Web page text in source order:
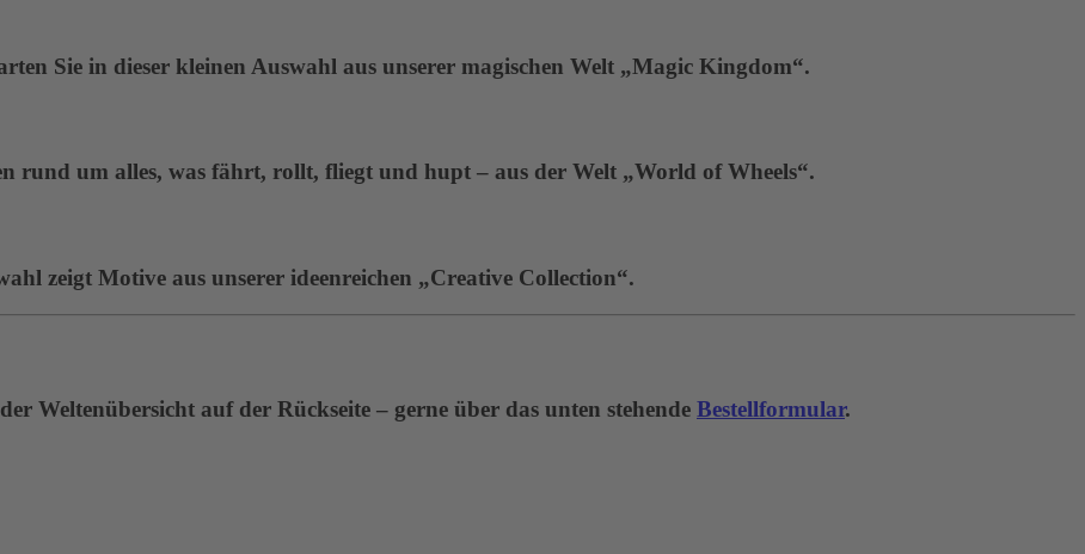
Sie in dieser kleinen Auswahl aus unserer magischen Welt „Magic Kingdom“.
rund um alles, was fährt, rollt, fliegt und hupt – aus der Welt „World of Wheels“.
zeigt Motive aus unserer ideenreichen „Creative Collection“.
Weltenübersicht auf der Rückseite – gerne über das unten stehende Bestellformular.